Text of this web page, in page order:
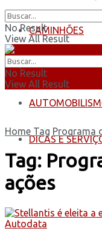
CAMINHÕES
ÔNIBUS
DICAS E
No Result
View All Result
No Result
View All Result
Home Tag Programa
Tag:
ações